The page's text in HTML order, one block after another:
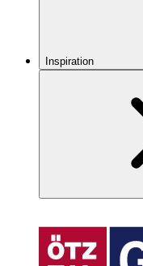
Inspiration